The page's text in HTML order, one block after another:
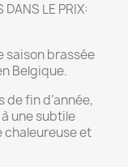
LE PRIX:
saison brassée
Belgique.
fin d’année,
une subtile
chaleureuse et